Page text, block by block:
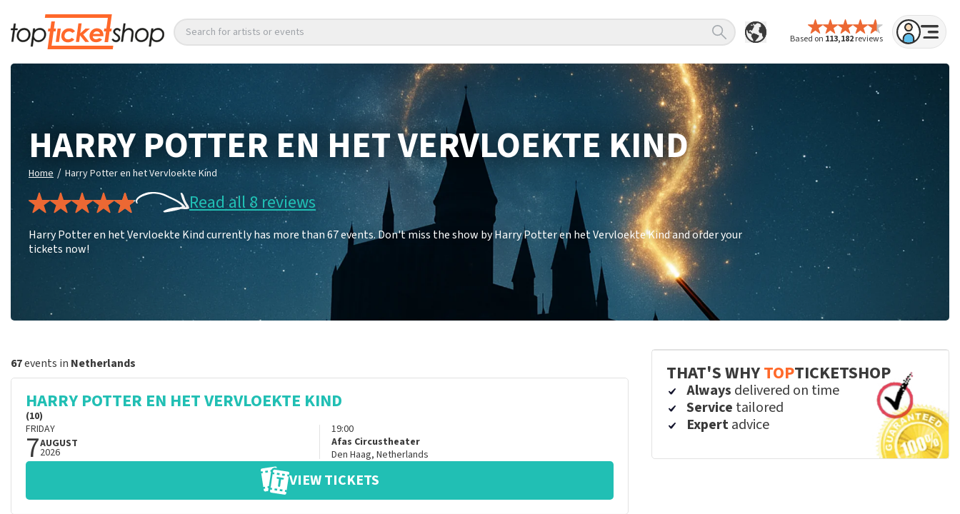
Based on 113,182reviews
Search for artists or events
HARRY POTTER EN HET VERVLOEKTE KIND
Home / Harry Potter en het Vervloekte Kind
Read all 8 reviews
Harry Potter en het Vervloekte Kind currently has more than 67 events. Don't miss the show by Harry Potter en het Vervloekte Kind and order your
tickets now!
67events in Netherlands
HARRY POTTER EN HET VERVLOEKTE KIND
(10)
FRIDAY
7AUGUST
2026
19:00
Afas Circustheater
Den Haag, Netherlands
VIEW TICKETS
THAT'S WHYTOPTICKETSHOP
Always delivered on time
Service tailored
Expertadvice